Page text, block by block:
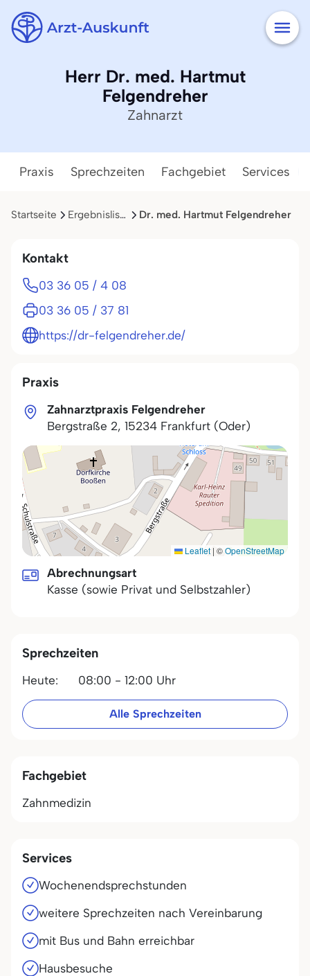
Herr Dr. med. Hartmut
Felgendreher
Zahnarzt
Praxis Sprechzeiten Fachgebiet Services
Startseite Ergebnisliste Dr. med. Hartmut Felgendreher
Praxis
Zahnarztpraxis Felgendreher
Bergstraße 2, 15234 Frankfurt (Oder)
Leaflet | ©OpenStreetMap
Abrechnungsart
Kasse (sowie Privat und Selbstzahler)
Sprechzeiten
Heute: 08:00 - 12:00 Uhr
Alle Sprechzeiten
Fachgebiet
Zahnmedizin
Services
Wochenendsprechstunden
weitere Sprechzeiten nach Vereinbarung
mit Bus und Bahn erreichbar
Hausbesuche
Kontakt
03 36 05 / 4 08
03 36 05 / 37 81
https://dr-felgendreher.de/